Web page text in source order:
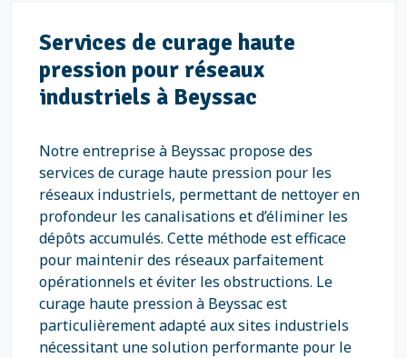
Services de curage haute
pression pour réseaux
industriels à Beyssac
Notre entreprise à Beyssac propose des
services de curage haute pression pour les
réseaux industriels, permettant de nettoyer en
profondeur les canalisations et d’éliminer les
dépôts accumulés. Cette méthode est efficace
pour maintenir des réseaux parfaitement
opérationnels et éviter les obstructions. Le
curage haute pression à Beyssac est
particulièrement adapté aux sites industriels
nécessitant une solution performante pour le